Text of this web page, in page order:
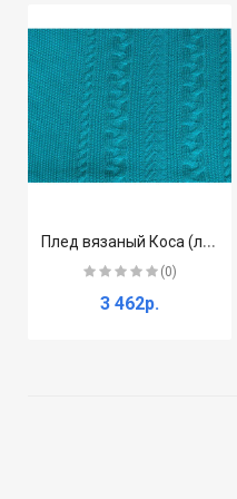
П
лед вязаный Коса (лагуна)
(0)
3 462р.